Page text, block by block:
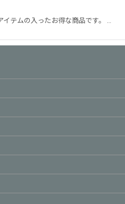
テムの入ったお得な商品です。 …